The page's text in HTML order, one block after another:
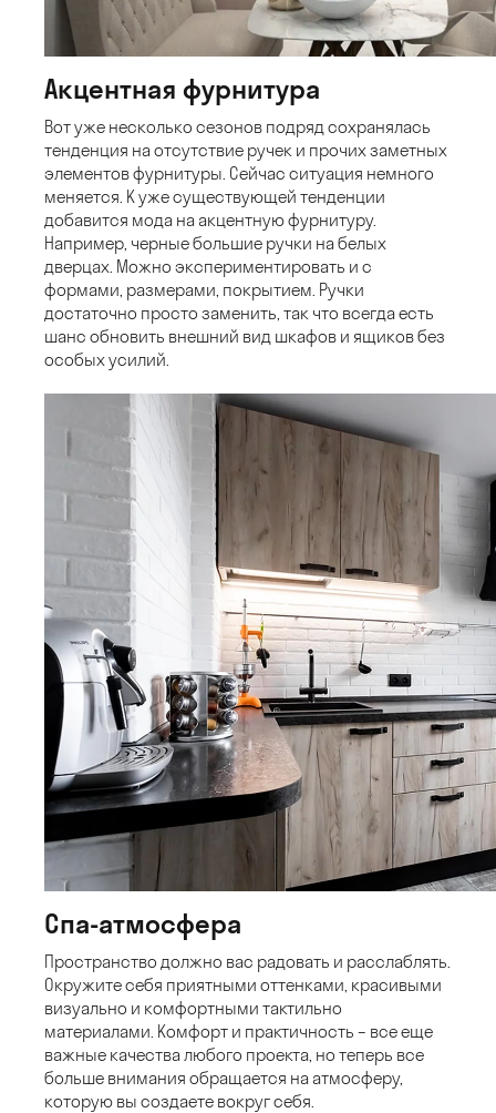
Акцентная фурнитура
Вот уже несколько сезонов подряд сохранялась
тенденция на отсутствие ручек и прочих заметных
элементов фурнитуры. Сейчас ситуация немного
меняется. К уже существующей тенденции
добавится мода на акцентную фурнитуру.
Например, черные большие ручки на белых
дверцах. Можно экспериментировать и с
формами, размерами, покрытием. Ручки
достаточно просто заменить, так что всегда есть
шанс обновить внешний вид шкафов и ящиков без
особых усилий.
Спа-атмосфера
Пространство должно вас радовать и расслаблять.
Окружите себя приятными оттенками, красивыми
визуально и комфортными тактильно
материалами. Комфорт и практичность – все еще
важные качества любого проекта, но теперь все
больше внимания обращается на атмосферу,
которую вы создаете вокруг себя.